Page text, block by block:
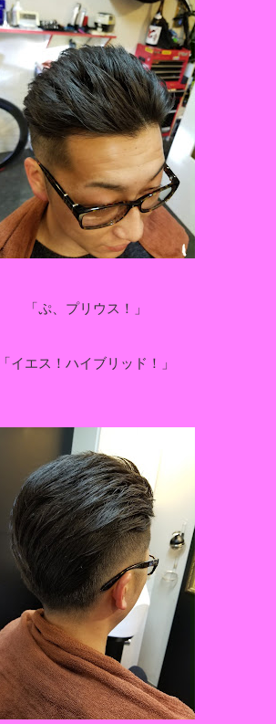
「ぷ、プリウス！」
イエス！ハイブリッド！」